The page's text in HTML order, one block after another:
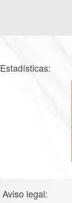
Estadísticas:
Aviso legal: